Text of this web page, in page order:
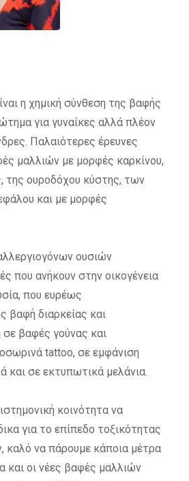
η χημική σύνθεση της βαφής
για γυναίκες αλλά πλέον
Παλαιότερες έρευνες
μαλλιών με μορφές καρκίνου,
της ουροδόχου κύστης, των
και με μορφές
ουσιών
που ανήκουν στην οικογένεια
που ευρέως
βαφή διαρκείας και
σε βαφές γούνας και
tattoo, σε εμφάνιση
σε εκτυπωτικά μελάνια.
κοινότητα να
για το επίπεδο τοξικότητας
να πάρουμε κάποια μέτρα
και οι νέες βαφές μαλλιών